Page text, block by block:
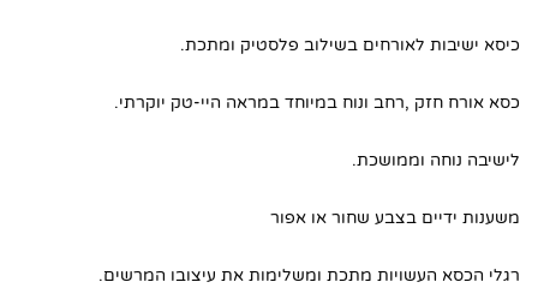
כיסא ישיבות לאורחים בשילוב פלסטיק ומתכת.
כסא אורח חזק ,רחב ונוח במיוחד במראה היי-טק יוקרתי.
לישיבה נוחה וממושכת.
משענות ידיים בצבע שחור או אפור
רגלי הכסא העשויות מתכת ומשלימות את עיצובו המרשים.